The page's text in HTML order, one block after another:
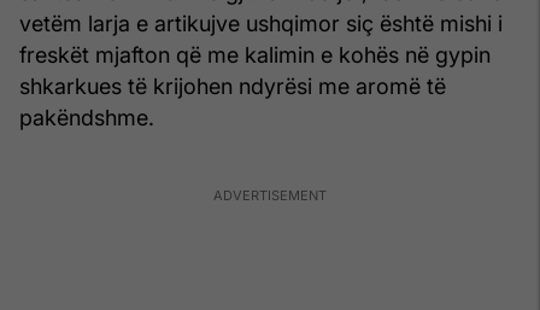
vetëm larja e artikujve ushqimor siç është mishi i
freskët mjafton që me kalimin e kohës në gypin
shkarkues të krijohen ndyrësi me aromë të
pakëndshme.